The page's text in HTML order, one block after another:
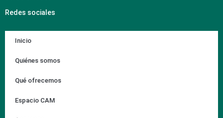
Redes sociales
Inicio
Quiénes somos
Qué ofrecemos
Espacio CAM